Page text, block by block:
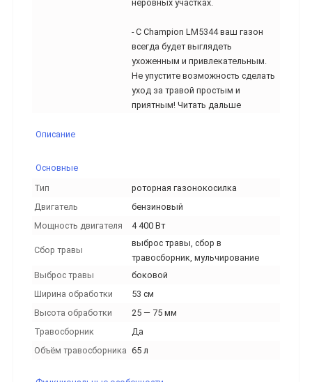
неровных участках.
- С Champion LM5344 ваш газон
всегда будет выглядеть
ухоженным и привлекательным.
Не упустите возможность сделать
уход за травой простым и
приятным! Читать дальше
Описание
Основные
Тип
роторная газонокосилка
Двигатель
бензиновый
Мощность двигателя
4 400 Вт
Сбор травы
выброс травы, сбор в
травосборник, мульчирование
Выброс травы
боковой
Ширина обработки
53 см
Высота обработки
25 — 75 мм
Травосборник
Да
Объём травосборника 65 л